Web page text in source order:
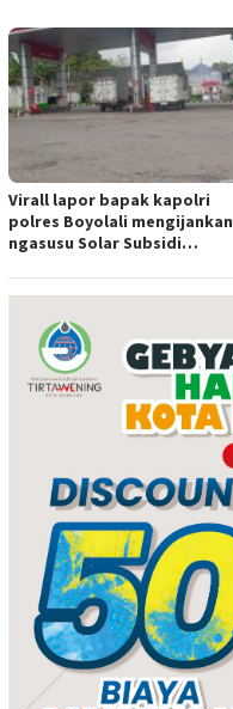
Virall lapor bapak kapolri
polres Boyolali mengijankan
ngasusu Solar Subsidi